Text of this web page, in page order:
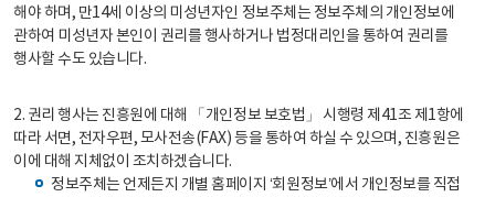
해야 하며, 만14세 이상의 미성년자인 정보주체는 정보주체의 개인정보에
관하여 미성년자 본인이 권리를 행사하거나 법정대리인을 통하여 권리를
행사할 수도 있습니다.
2. 권리 행사는 진흥원에 대해 「개인정보 보호법」 시행령 제41조 제1항에
따라 서면, 전자우편, 모사전송(FAX) 등을 통하여 하실 수 있으며, 진흥원은
이에 대해 지체없이 조치하겠습니다.
정보주체는 언제든지 개별 홈페이지 ‘회원정보’에서 개인정보를 직접